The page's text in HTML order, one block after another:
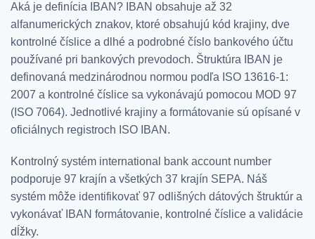
Aká je definícia IBAN? IBAN obsahuje až 32
alfanumerických znakov, ktoré obsahujú kód krajiny, dve
kontrolné číslice a dlhé a podrobné číslo bankového účtu
používané pri bankových prevodoch. Štruktúra IBAN je
definovaná medzinárodnou normou podľa ISO 13616-1:
2007 a kontrolné číslice sa vykonávajú pomocou MOD 97
(ISO 7064). Jednotlivé krajiny a formátovanie sú opísané v
oficiálnych registroch ISO IBAN.
Kontrolný systém international bank account number
podporuje 97 krajín a všetkých 37 krajín SEPA. Náš
systém môže identifikovať 97 odlišných dátových štruktúr a
vykonávať IBAN formátovanie, kontrolné číslice a validácie
dĺžky.